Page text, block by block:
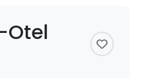
Otel